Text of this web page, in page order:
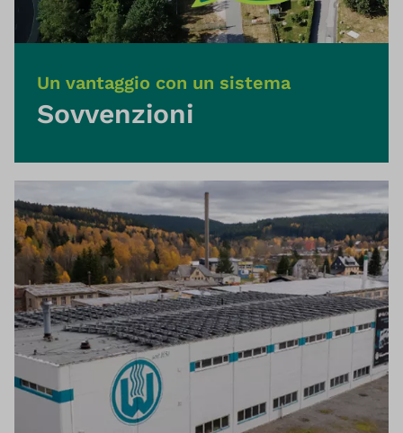
Un vantaggio con un sistema
Sovvenzioni